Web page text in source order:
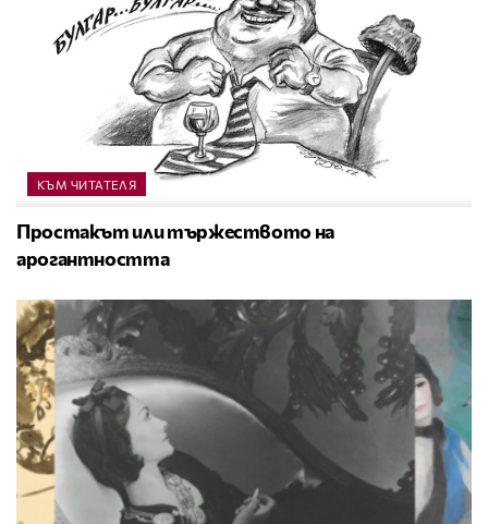
КЪМ ЧИТАТЕЛЯ
Простакът или тържеството на
арогантността